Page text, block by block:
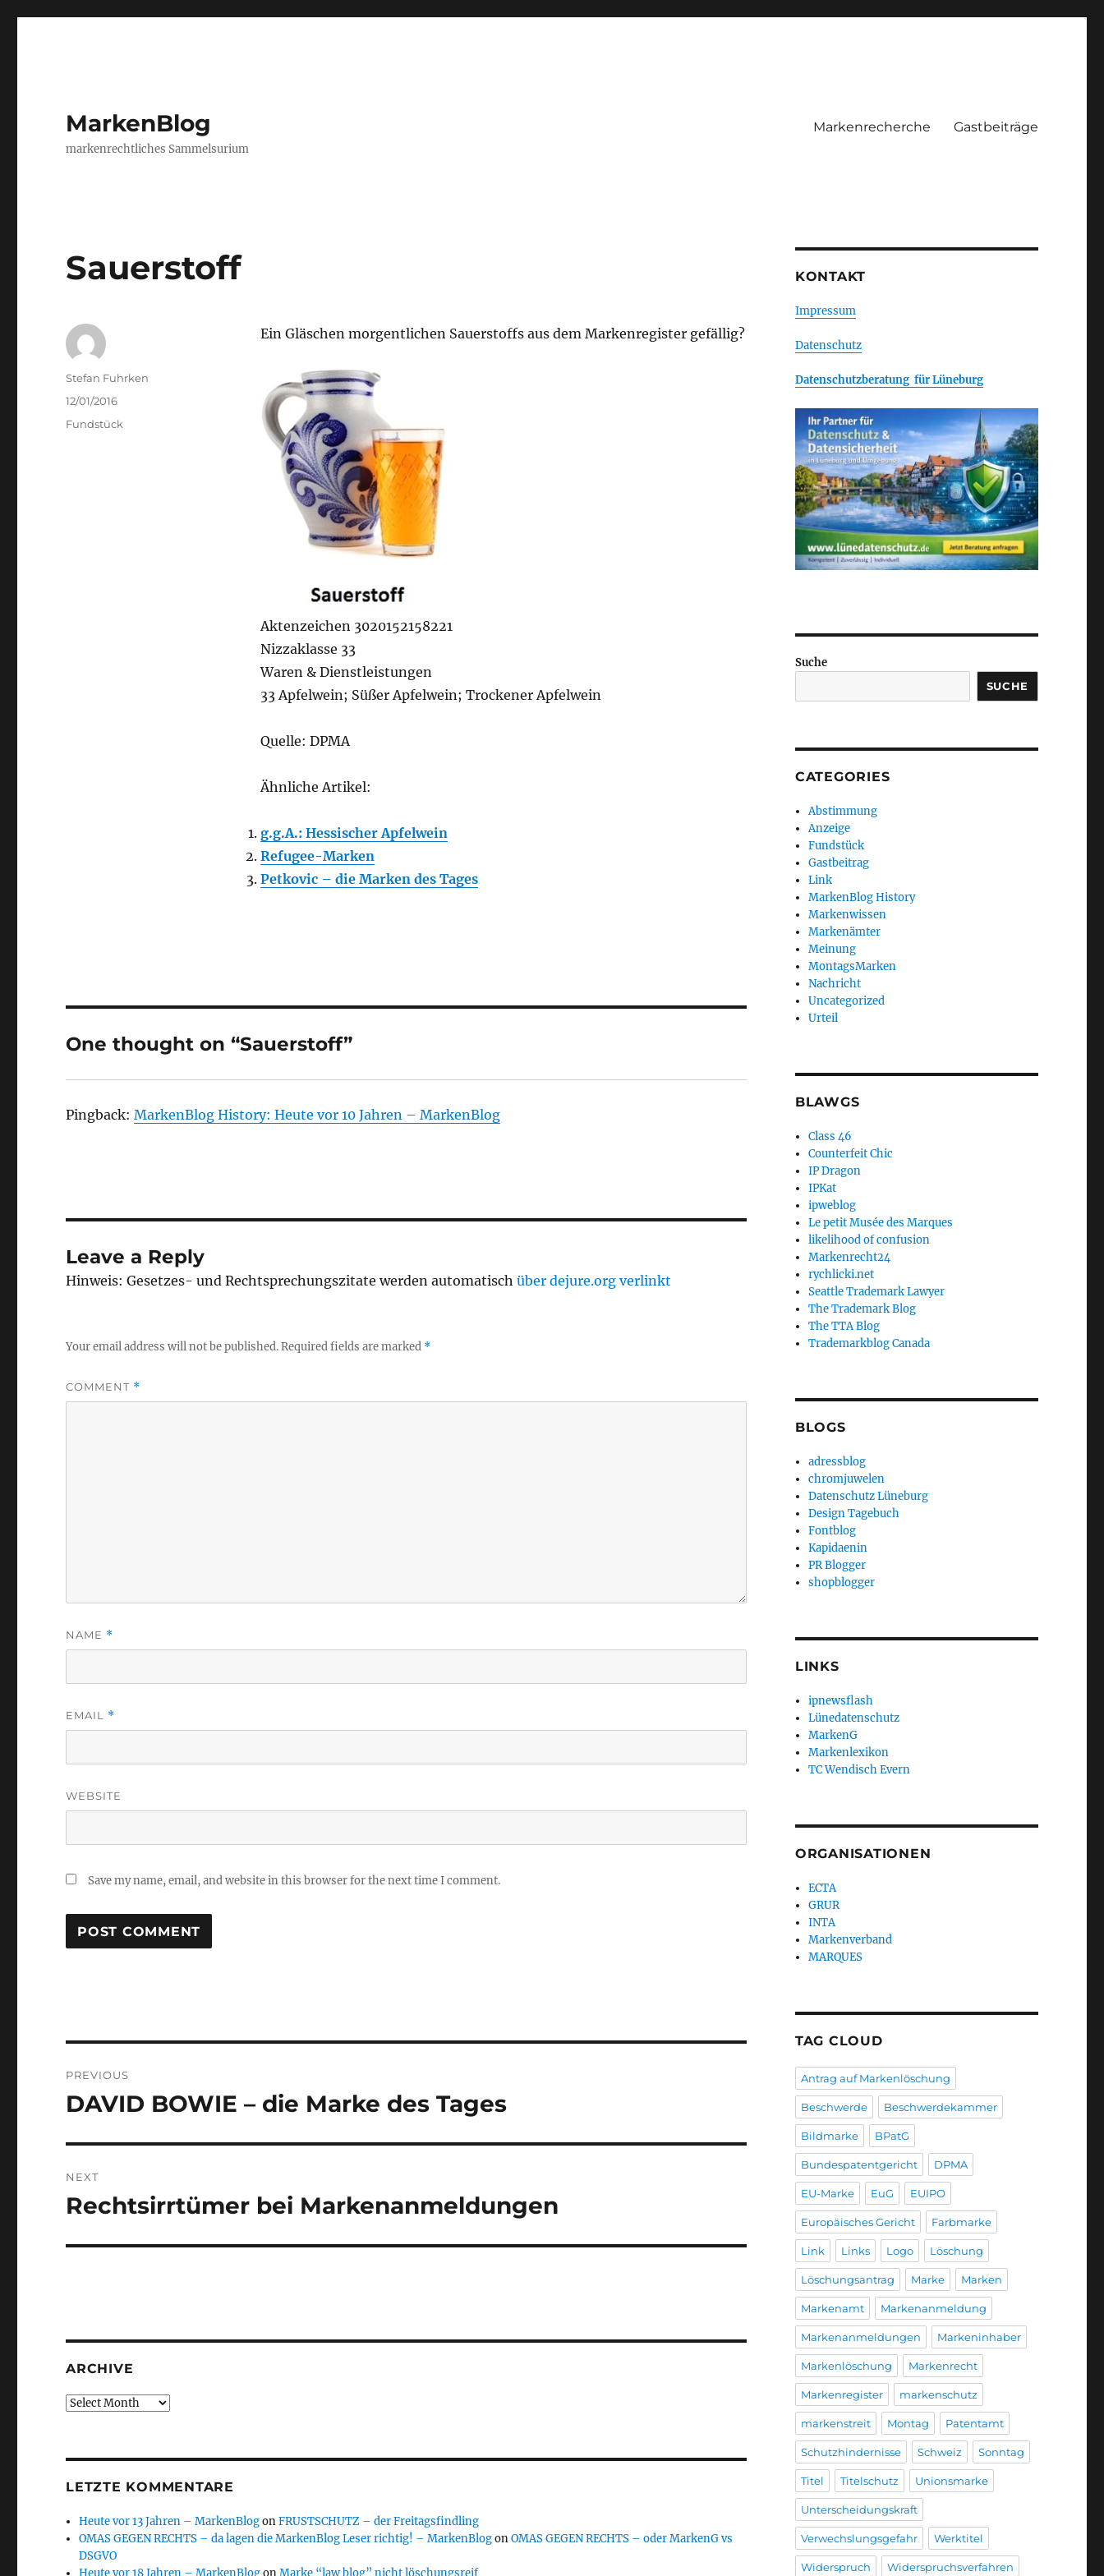
MarkenBlog
markenrechtliches Sammelsurium
Markenrecherche Gastbeiträge
Sauerstoff
Ein Gläschen morgentlichen Sauerstoffs aus dem Markenregister gefällig?
Aktenzeichen 3020152158221
Nizzaklasse 33
Waren & Dienstleistungen
33 Apfelwein; Süßer Apfelwein; Trockener Apfelwein
Quelle: DPMA
Ähnliche Artikel:
g.g.A.: Hessischer Apfelwein
Refugee-Marken
Petkovic – die Marken des Tages
Author
Stefan Fuhrken
Posted
12/01/2016
Categories
Fundstück
One thought on “Sauerstoff”
Pingback:MarkenBlog History: Heute vor 10 Jahren – MarkenBlog
Leave a Reply
Hinweis: Gesetzes- und Rechtsprechungszitate werden automatischüber dejure.org verlinkt
Your email address will not be published.Required fields are marked *
COMMENT *
NAME *
EMAIL *
WEBSITE
Save my name, email, and website in this browser for the next time I comment.
navigation
PREVIOUS
Previous
DAVID BOWIE – die Marke des Tages
NEXT
Next
Rechtsirrtümer bei Markenanmeldungen
ARCHIVE
Archive
LETZTE KOMMENTARE
Heute vor 13 Jahren – MarkenBlogonFRUSTSCHUTZ – der Freitagsfindling
OMAS GEGEN RECHTS – da lagen die MarkenBlog Leser richtig! – MarkenBlogonOMAS GEGEN RECHTS – oder MarkenG vs
DSGVO
Heute vor 18 Jahren – MarkenBlogonMarke “law blog” nicht löschungsreif
KONTAKT
Impressum
Datenschutz
Datenschutzberatung für Lüneburg
Suche
SUCHE
CATEGORIES
Abstimmung
Anzeige
Fundstück
Gastbeitrag
Link
MarkenBlog History
Markenwissen
Markenämter
Meinung
MontagsMarken
Nachricht
Uncategorized
Urteil
BLAWGS
Class 46
Counterfeit Chic
IP Dragon
IPKat
ipweblog
Le petit Musée des Marques
likelihood of confusion
Markenrecht24
rychlicki.net
Seattle Trademark Lawyer
The Trademark Blog
The TTA Blog
Trademarkblog Canada
BLOGS
adressblog
chromjuwelen
Datenschutz Lüneburg
Design Tagebuch
Fontblog
Kapidaenin
PR Blogger
shopblogger
LINKS
ipnewsflash
Lünedatenschutz
MarkenG
Markenlexikon
TC Wendisch Evern
ORGANISATIONEN
ECTA
GRUR
INTA
Markenverband
MARQUES
TAG CLOUD
Antrag auf Markenlöschung
Beschwerde Beschwerdekammer
Bildmarke BPatG
Bundespatentgericht DPMA
EU-Marke EuG EUIPO
Europäisches Gericht Farbmarke
Link Links Logo Löschung
Löschungsantrag Marke Marken
Markenamt Markenanmeldung
Markenanmeldungen Markeninhaber
Markenlöschung Markenrecht
Markenregister markenschutz
markenstreit Montag Patentamt
Schutzhindernisse Schweiz Sonntag
Titel Titelschutz Unionsmarke
Unterscheidungskraft
Verwechslungsgefahr Werktitel
Widerspruch Widerspruchsverfahren